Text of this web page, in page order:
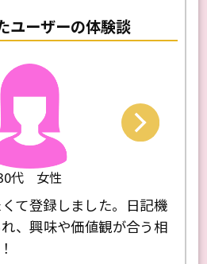
ユーザーの体験談
代 女性
て登録しました。日記機
、興味や価値観が合う相